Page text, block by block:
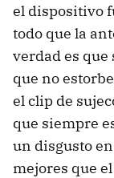
el dispositivo
todo que la
verdad es que
que no
el clip de
que siempre
un disgusto
mejores que